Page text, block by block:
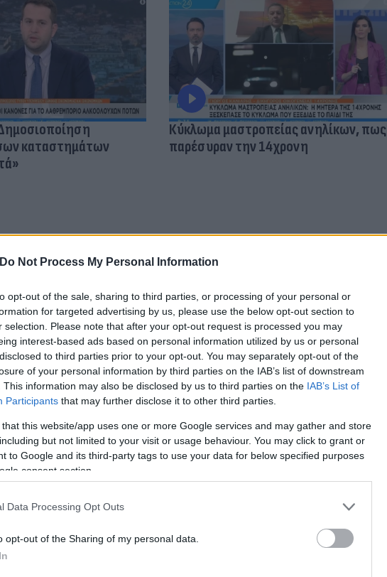
Do Not Process My Personal Information
opt-out of the sale, sharing to third parties, or processing of your personal or
for targeted advertising by us, please use the below opt-out section to
selection. Please note that after your opt-out request is processed you may
interest-based ads based on personal information utilized by us or personal
to third parties prior to your opt-out. You may separately opt-out of the
of your personal information by third parties on the IAB’s list of downstream
This information may also be disclosed by us to third parties on the IAB’s List of
Participants that may further disclose it to other third parties.
that this website/app uses one or more Google services and may gather and store
but not limited to your visit or usage behaviour. You may click to grant or
to Google and its third-party tags to use your data for below specified purposes
consent section.
Data Processing Opt Outs
opt-out of the Sharing of my personal data.
καταστημάτων
Κύκλωμα μαστροπείας ανηλίκων, πως
παρέσυραν την 14χρονη